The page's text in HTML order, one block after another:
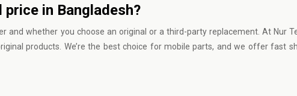
in Bangladesh?
and whether you choose an original or a third-party replacement. AtNur
products. We’re the best choice for mobile parts, and we offer fast